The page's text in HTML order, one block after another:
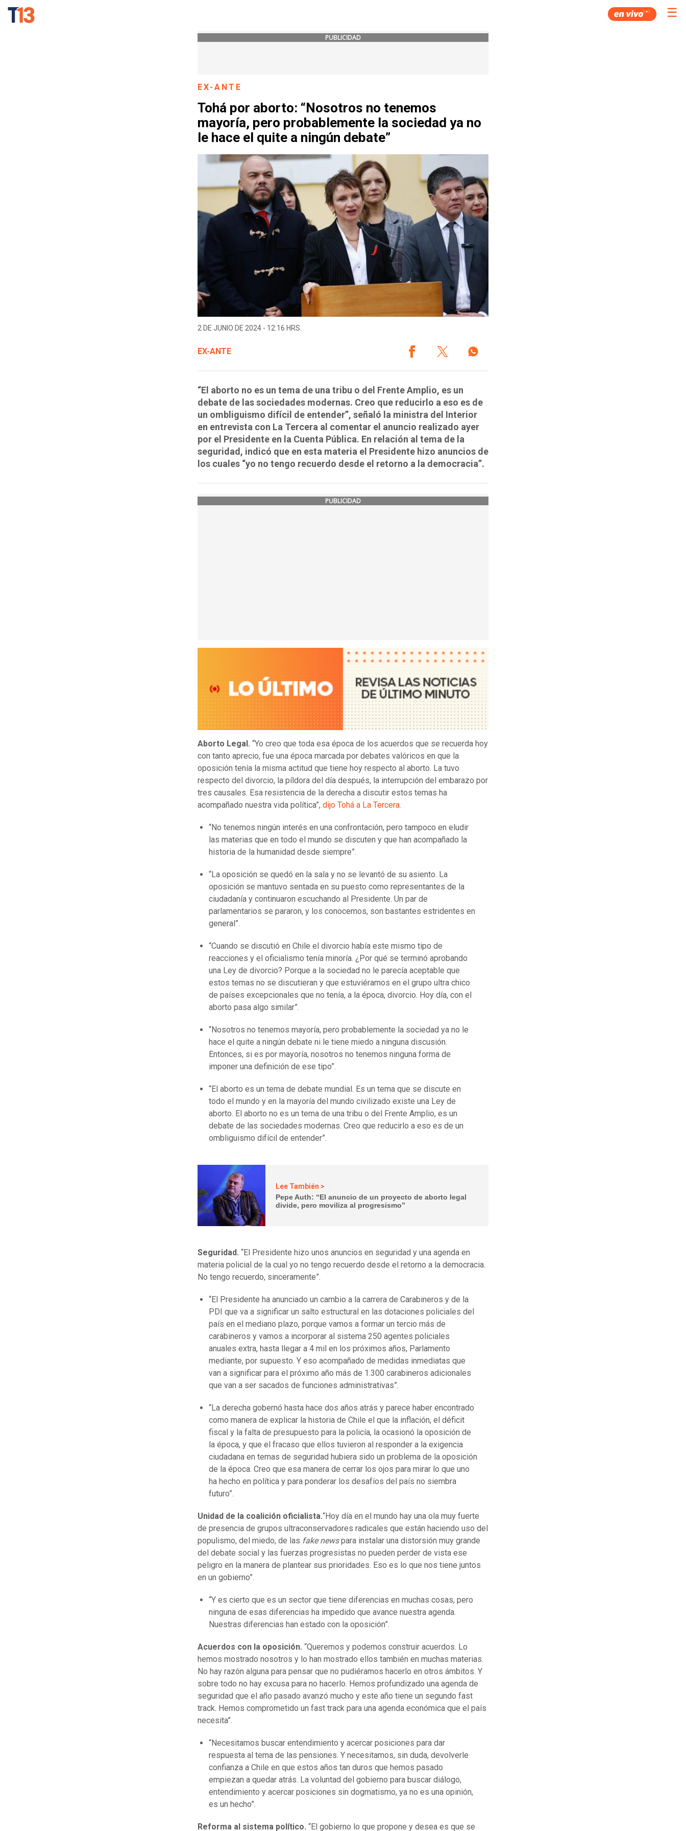
☰
PUBLICIDAD
EX-ANTE
Tohá por aborto: “Nosotros no tenemos
mayoría, pero probablemente la sociedad ya no
le hace el quite a ningún debate”
2 DE JUNIO DE 2024 - 12:16 HRS.
EX-ANTE
“El aborto no es un tema de una tribu o del Frente Amplio, es un
debate de las sociedades modernas. Creo que reducirlo a eso es de
un ombliguismo difícil de entender”, señaló la ministra del Interior
en entrevista con La Tercera al comentar el anuncio realizado ayer
por el Presidente en la Cuenta Pública. En relación al tema de la
seguridad, indicó que en esta materia el Presidente hizo anuncios de
los cuales “yo no tengo recuerdo desde el retorno a la democracia”.
PUBLICIDAD
Aborto Legal. “Yo creo que toda esa época de los acuerdos que se recuerda hoy
con tanto aprecio, fue una época marcada por debates valóricos en que la
oposición tenía la misma actitud que tiene hoy respecto al aborto. La tuvo
respecto del divorcio, la píldora del día después, la interrupción del embarazo por
tres causales. Esa resistencia de la derecha a discutir estos temas ha
acompañado nuestra vida política”, dijo Tohá a La Tercera.
“No tenemos ningún interés en una confrontación, pero tampoco en eludir
las materias que en todo el mundo se discuten y que han acompañado la
historia de la humanidad desde siempre”.
“La oposición se quedó en la sala y no se levantó de su asiento. La
oposición se mantuvo sentada en su puesto como representantes de la
ciudadanía y continuaron escuchando al Presidente. Un par de
parlamentarios se pararon, y los conocemos, son bastantes estridentes en
general”.
“Cuando se discutió en Chile el divorcio había este mismo tipo de
reacciones y el oficialismo tenía minoría. ¿Por qué se terminó aprobando
una Ley de divorcio? Porque a la sociedad no le parecía aceptable que
estos temas no se discutieran y que estuviéramos en el grupo ultra chico
de países excepcionales que no tenía, a la época, divorcio. Hoy día, con el
aborto pasa algo similar”.
“Nosotros no tenemos mayoría, pero probablemente la sociedad ya no le
hace el quite a ningún debate ni le tiene miedo a ninguna discusión.
Entonces, si es por mayoría, nosotros no tenemos ninguna forma de
imponer una definición de ese tipo”.
“El aborto es un tema de debate mundial. Es un tema que se discute en
todo el mundo y en la mayoría del mundo civilizado existe una Ley de
aborto. El aborto no es un tema de una tribu o del Frente Amplio, es un
debate de las sociedades modernas. Creo que reducirlo a eso es de un
ombliguismo difícil de entender”.
Lee También >
Pepe Auth: “El anuncio de un proyecto de aborto legal
divide, pero moviliza al progresismo”
Seguridad. “El Presidente hizo unos anuncios en seguridad y una agenda en
materia policial de la cual yo no tengo recuerdo desde el retorno a la democracia.
No tengo recuerdo, sinceramente”.
“El Presidente ha anunciado un cambio a la carrera de Carabineros y de la
PDI que va a significar un salto estructural en las dotaciones policiales del
país en el mediano plazo, porque vamos a formar un tercio más de
carabineros y vamos a incorporar al sistema 250 agentes policiales
anuales extra, hasta llegar a 4 mil en los próximos años, Parlamento
mediante, por supuesto. Y eso acompañado de medidas inmediatas que
van a significar para el próximo año más de 1.300 carabineros adicionales
que van a ser sacados de funciones administrativas”.
“La derecha gobernó hasta hace dos años atrás y parece haber encontrado
como manera de explicar la historia de Chile el que la inflación, el déficit
fiscal y la falta de presupuesto para la policía, la ocasionó la oposición de
la época, y que el fracaso que ellos tuvieron al responder a la exigencia
ciudadana en temas de seguridad hubiera sido un problema de la oposición
de la época. Creo que esa manera de cerrar los ojos para mirar lo que uno
ha hecho en política y para ponderar los desafíos del país no siembra
futuro”.
Unidad de la coalición oficialista.“Hoy día en el mundo hay una ola muy fuerte
de presencia de grupos ultraconservadores radicales que están haciendo uso del
populismo, del miedo, de las fake newspara instalar una distorsión muy grande
del debate social y las fuerzas progresistas no pueden perder de vista ese
peligro en la manera de plantear sus prioridades. Eso es lo que nos tiene juntos
en un gobierno”.
“Y es cierto que es un sector que tiene diferencias en muchas cosas, pero
ninguna de esas diferencias ha impedido que avance nuestra agenda.
Nuestras diferencias han estado con la oposición”.
Acuerdos con la oposición. “Queremos y podemos construir acuerdos. Lo
hemos mostrado nosotros y lo han mostrado ellos también en muchas materias.
No hay razón alguna para pensar que no pudiéramos hacerlo en otros ámbitos. Y
sobre todo no hay excusa para no hacerlo. Hemos profundizado una agenda de
seguridad que el año pasado avanzó mucho y este año tiene un segundo fast
track. Hemos comprometido un fast track para una agenda económica que el país
necesita”.
“Necesitamos buscar entendimiento y acercar posiciones para dar
respuesta al tema de las pensiones. Y necesitamos, sin duda, devolverle
confianza a Chile en que estos años tan duros que hemos pasado
empiezan a quedar atrás. La voluntad del gobierno para buscar diálogo,
entendimiento y acercar posiciones sin dogmatismo, ya no es una opinión,
es un hecho”.
Reforma al sistema político. “El gobierno lo que propone y desea es que se